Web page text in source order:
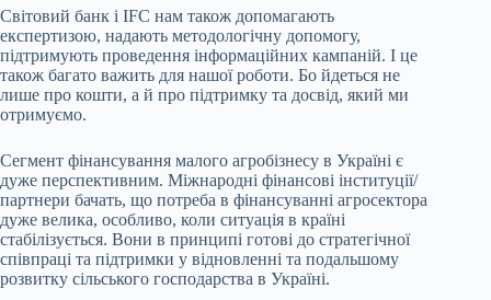
Світовий банк і IFC нам також допомагають
експертизою, надають методологічну допомогу,
підтримують проведення інформаційних кампаній. І це
також багато важить для нашої роботи. Бо йдеться не
лише про кошти, а й про підтримку та досвід, який ми
отримуємо.
Сегмент фінансування малого агробізнесу в Україні є
дуже перспективним. Міжнародні фінансові інституції/
партнери бачать, що потреба в фінансуванні агросектора
дуже велика, особливо, коли ситуація в країні
стабілізується. Вони в принципі готові до стратегічної
співпраці та підтримки у відновленні та подальшому
розвитку сільського господарства в Україні.